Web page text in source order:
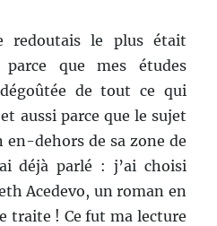
redoutais le plus était
parce que mes études
de tout ce qui
aussi parce que le sujet
dehors de sa zone de
déjà parlé : j’ai choisi
Acedevo, un roman en
traite ! Ce fut ma lecture